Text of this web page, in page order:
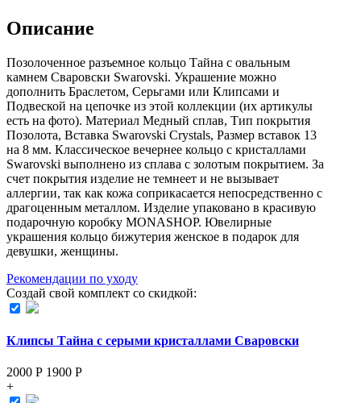
Описание
Позолоченное разъемное кольцо Тайна с овальным
камнем Сваровски Swarovski. Украшение можно
дополнить Браслетом, Серьгами или Клипсами и
Подвеской на цепочке из этой коллекции (их aртикулы
есть на фoто). Материал Медный сплав, Тип покрытия
Позолота, Вставка Swarovski Crystals, Размер вставок 13
на 8 мм. Классическое вечернее кольцо с кристаллами
Swarovski выполнено из сплава с золотым покрытием. За
счет покрытия изделие не темнеет и не вызывает
аллергии, так как кожа соприкасается непосредственно с
драгоценным металлом. Изделие упаковано в красивую
подарочную коробку MONASHOP. Ювелирные
украшения кольцо бижутерия женское в подарок для
девушки, женщины.
Рекомендации по уходу
Создай свой комплект со скидкой:
Клипсы Тайна с серыми кристаллами Сваровски
2000 Р 1900 Р
+